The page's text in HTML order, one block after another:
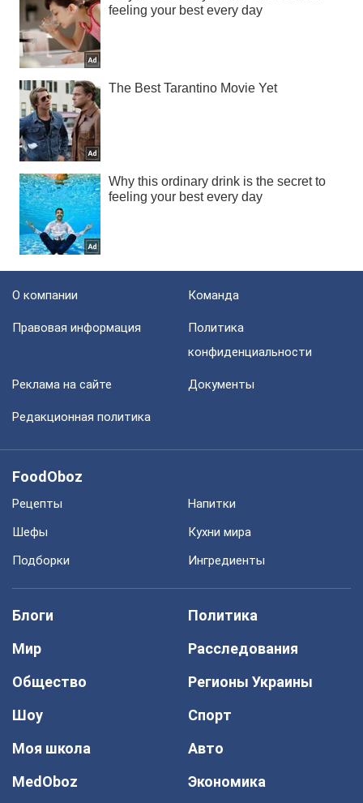
О компании Команда
Правовая информация
Политика
конфиденциальности
Реклама на сайте Документы
Редакционная политика
FoodOboz
Рецепты
Напитки
Шефы
Кухни мира
Подборки
Ингредиенты
Блоги
Политика
Мир
Расследования
Общество
Регионы Украины
Шоу
Спорт
Моя школа
Авто
MedOboz
Экономика